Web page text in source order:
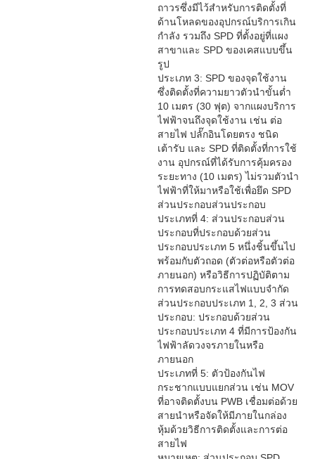
ถาวรซึ่งมีไว้สำหรับการติดตั้งที่
ด้านโหลดของอุปกรณ์บริการเกิน
กำลัง รวมถึง SPD ที่ตั้งอยู่ที่แผง
สาขาและ SPD ของเคสแบบขึ้น
รูป
ประเภท 3: SPD ของจุดใช้งาน
ซึ่งติดตั้งที่ความยาวตัวนำขั้นต่ำ
10 เมตร (30 ฟุต) จากแผงบริการ
ไฟฟ้าจนถึงจุดใช้งาน เช่น ต่อ
สายไฟ ปลั๊กอินโดยตรง ชนิด
เต้ารับ และ SPD ที่ติดตั้งที่การใช้
งาน อุปกรณ์ที่ได้รับการคุ้มครอง
ระยะทาง (10 เมตร) ไม่รวมตัวนำ
ไฟฟ้าที่ให้มาหรือใช้เพื่อยึด SPD
ส่วนประกอบส่วนประกอบ
ประเภทที่ 4: ส่วนประกอบส่วน
ประกอบที่ประกอบด้วยส่วน
ประกอบประเภท 5 หนึ่งชิ้นขึ้นไป
พร้อมกับตัวถอด (ตัวต่อหรือตัวต่อ
ภายนอก) หรือวิธีการปฏิบัติตาม
การทดสอบกระแสไฟแบบจำกัด
ส่วนประกอบประเภท 1, 2, 3 ส่วน
ประกอบ: ประกอบด้วยส่วน
ประกอบประเภท 4 ที่มีการป้องกัน
ไฟฟ้าลัดวงจรภายในหรือ
ภายนอก
ประเภทที่ 5: ตัวป้องกันไฟ
กระชากแบบแยกส่วน เช่น MOV
ที่อาจติดตั้งบน PWB เชื่อมต่อด้วย
สายนำหรือจัดให้มีภายในกล่อง
หุ้มด้วยวิธีการติดตั้งและการต่อ
สายไฟ